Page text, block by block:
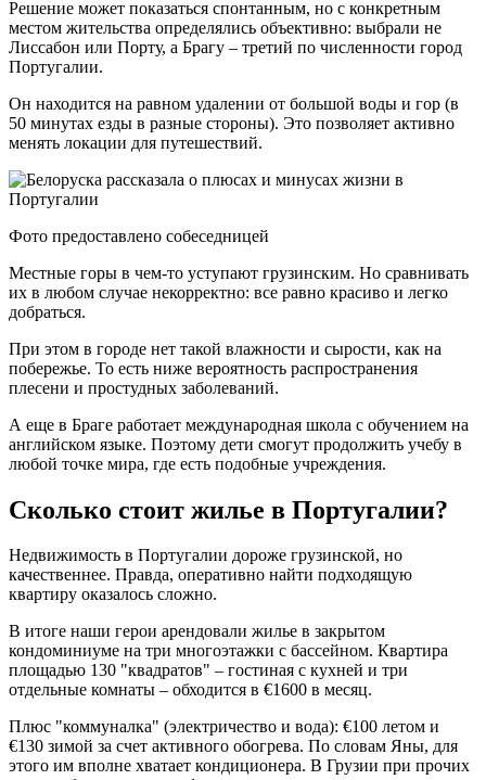
Решение может показаться спонтанным, но с конкретным
местом жительства определялись объективно: выбрали не
Лиссабон или Порту, а Брагу – третий по численности город
Португалии.
Он находится на равном удалении от большой воды и гор (в
50 минутах езды в разные стороны). Это позволяет активно
менять локации для путешествий.
Фото предоставлено собеседницей
Местные горы в чем-то уступают грузинским. Но сравнивать
их в любом случае некорректно: все равно красиво и легко
добраться.
При этом в городе нет такой влажности и сырости, как на
побережье. То есть ниже вероятность распространения
плесени и простудных заболеваний.
А еще в Браге работает международная школа с обучением на
английском языке. Поэтому дети смогут продолжить учебу в
любой точке мира, где есть подобные учреждения.
Сколько стоит жилье в Португалии?
Недвижимость в Португалии дороже грузинской, но
качественнее. Правда, оперативно найти подходящую
квартиру оказалось сложно.
В итоге наши герои арендовали жилье в закрытом
кондоминиуме на три многоэтажки с бассейном. Квартира
площадью 130 "квадратов" – гостиная с кухней и три
отдельные комнаты – обходится в €1600 в месяц.
Плюс "коммуналка" (электричество и вода): €100 летом и
€130 зимой за счет активного обогрева. По словам Яны, для
этого им вполне хватает кондиционера. В Грузии при прочих